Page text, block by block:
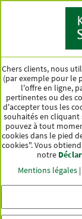
CATÉGORIES
Livraison
à partir de
Chers clients, nous
(par exemple pour le
l'offre en ligne,
pertinentes ou des
d'accepter tous les
souhaités en cliquant
pouvez à tout
cookies dans le pied
cookies". Vous
notre
Mentions légales|